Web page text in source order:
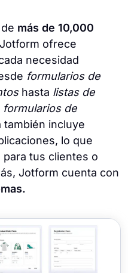
más de 10,000
Jotform ofrece
necesidad
formularios de
hasta listas de
formularios de
también incluye
lo que
tus clientes o
Jotform cuenta con